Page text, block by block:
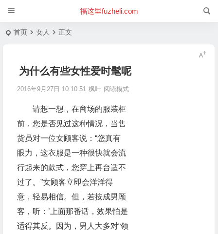
福这里fuzheli.com
首页 女人 正文
为什么有些女性爱时髦呢
2016年9月27日 10:10:51 枫叶 阅读模式
请想一想，在商场的服装柜
前，您是否见过这种情况，当售
货员对一位女顾客说：“您真有
眼力，这衣服是一种很快就会流
行起来的款式，您穿上再台适不
过了。”女顾客立即会洋洋得
意，轻易相信。但，若按成男顾
客，听：’上面那番话，效果怕是
适得其反。因为，男人大多对“领